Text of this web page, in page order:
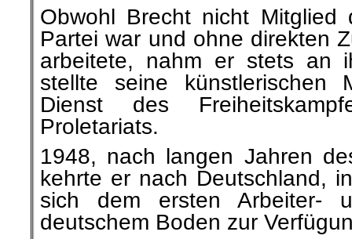
Obwohl Brecht nicht Mitglied
Partei war und ohne direkten
arbeitete, nahm er stets an
stellte seine künstlerischen
Dienst des
Proletariats.
1948, nach langen Jahren
kehrte er nach Deutschland,
sich dem ersten Arbeiter-
deutschem Boden zur